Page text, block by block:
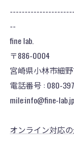
--
fine lab.
〒886-0004
宮崎県小林市細野
電話番号 : 080-
mile:info@fine-lab.jp
オンライン対応